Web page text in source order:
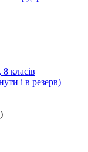
класів
і в резерв)